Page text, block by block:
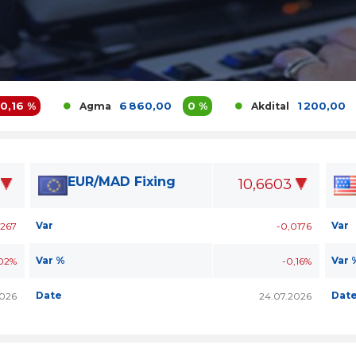
Agma 6 860,00 0 % Akdital 1 200,00 3,9 %
EUR/MAD Fixing 10,6603
Var -0,0176
Var % -0,16%
Date 24.07.2026
Var
Var
Date